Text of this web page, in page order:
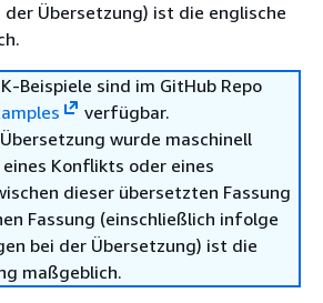
der Übersetzung) ist die englische
Beispiele sind im GitHub Repo
verfügbar.
wurde maschinell
Konflikts oder eines
dieser übersetzten Fassung
Fassung (einschließlich infolge
bei der Übersetzung) ist die
maßgeblich.